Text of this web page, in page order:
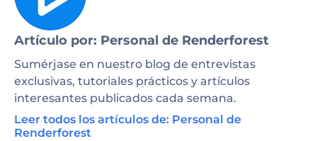
Artículo por: Personal de Renderforest
Sumérjase en nuestro blog de entrevistas
exclusivas, tutoriales prácticos y artículos
interesantes publicados cada semana.
Leer todos los artículos de: Personal de
Renderforest